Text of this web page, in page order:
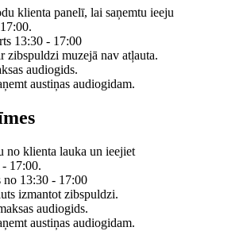
klienta panelī, lai saņemtu ieeju
13:30 - 17:00
zibspuldzi muzejā nav atļauta.
audiogids.
austiņas audiogidam.
no klienta lauka un ieejiet
17:00.
no 13:30 - 17:00
izmantot zibspuldzi.
audiogids.
austiņas audiogidam.